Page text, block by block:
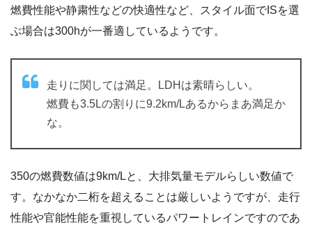
燃費性能や静粛性などの快適性など、スタイル面でISを選
ぶ場合は300hが一番適しているようです。
走りに関しては満足。LDHは素晴らしい。
燃費も3.5Lの割りに9.2km/Lあるからまあ満足か
な。
350の燃費数値は9km/Lと、大排気量モデルらしい数値で
す。なかなか二桁を超えることは厳しいようですが、走行
性能や官能性能を重視しているパワートレインですのであ